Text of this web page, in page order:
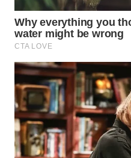
WN
MADURA
WN
SURABAYA
WN
NATUNA
WN
BINTAN